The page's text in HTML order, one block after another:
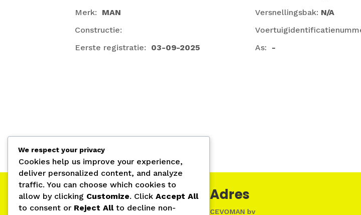
Merk:
MAN
Constructie:
Eerste registratie:
03-09-2025
Versnellingsbak: N/A
As:
-
Openingsuren
Maandag – Vrijdag: 07:30 –
Adres
CEVOMAN bv
We respect your privacy
Cookies help us improve your experience,
deliver personalized content, and analyze
traffic. You can choose which cookies to
allow by clicking Customize. Click Accept All
to consent or Reject Allto decline non-